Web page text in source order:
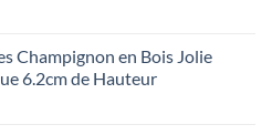
Champignon en Bois Jolie
6.2cm de Hauteur